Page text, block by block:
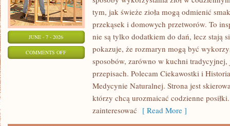
JUNE - 7 - 2026
COMMENTS OFFON
PRZYPRAW
tym, jak świeże zioła mogą odmienić
przekąsek i domowych przetworów. To
nie są tylko dodatkiem do dań, lecz stają
pokazuje, że rozmaryn mogą być
sposobów, zarówno w kuchni
przepisach. Polecam Ciekawostki i
Medycynie Naturalnej. Strona jest
którzy chcą urozmaicać codzienne
zainteresować [ Read More ]